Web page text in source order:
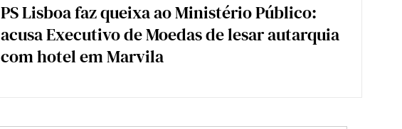
PS Lisboa faz queixa ao Ministério Público:
acusa Executivo de Moedas de lesar autarquia
com hotel em Marvila